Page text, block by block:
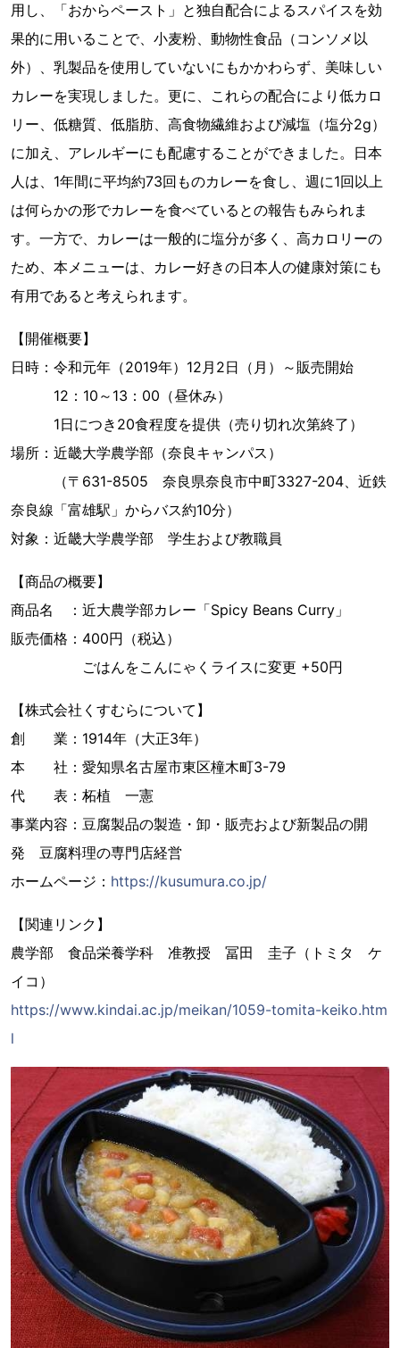
用し、「おからペースト」と独自配合によるスパイスを効
果的に用いることで、小麦粉、動物性食品（コンソメ以
外）、乳製品を使用していないにもかかわらず、美味しい
カレーを実現しました。更に、これらの配合により低カロ
リー、低糖質、低脂肪、高食物繊維および減塩（塩分2g）
に加え、アレルギーにも配慮することができました。日本
人は、1年間に平均約73回ものカレーを食し、週に1回以上
は何らかの形でカレーを食べているとの報告もみられま
す。一方で、カレーは一般的に塩分が多く、高カロリーの
ため、本メニューは、カレー好きの日本人の健康対策にも
有用であると考えられます。
【開催概要】
日時：令和元年（2019年）12月2日（月）～販売開始
12：10～13：00（昼休み）
1日につき20食程度を提供（売り切れ次第終了）
場所：近畿大学農学部（奈良キャンパス）
（〒631-8505 奈良県奈良市中町3327-204、近鉄
奈良線「富雄駅」からバス約10分）
対象：近畿大学農学部 学生および教職員
【商品の概要】
商品名 ：近大農学部カレー「Spicy Beans Curry」
販売価格：400円（税込）
ごはんをこんにゃくライスに変更 +50円
【株式会社くすむらについて】
創 業：1914年（大正3年）
本 社：愛知県名古屋市東区橦木町3-79
代 表：柘植 一憲
事業内容：豆腐製品の製造・卸・販売および新製品の開
発 豆腐料理の専門店経営
ホームページ： https://kusumura.co.jp/
【関連リンク】
農学部 食品栄養学科 准教授 冨田 圭子（トミタ ケ
イコ）
https://www.kindai.ac.jp/meikan/1059-tomita-keiko.htm
l